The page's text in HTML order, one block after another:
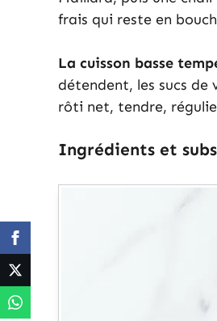
frais qui reste en
La cuisson basse
détendent, les sucs
rôti net, tendre,
Ingrédients et